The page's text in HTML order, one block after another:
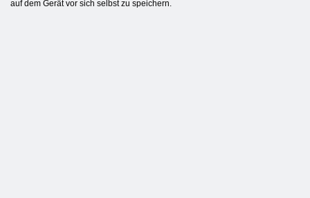
auf dem Gerät vor sich selbst zu speichern.